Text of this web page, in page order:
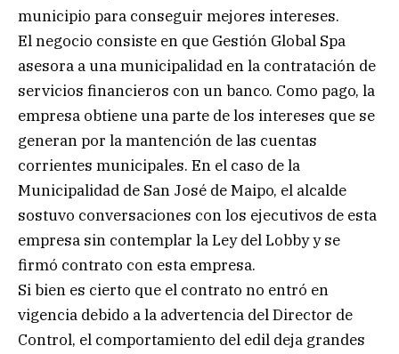
municipio para conseguir mejores intereses.
El negocio consiste en que Gestión Global Spa
asesora a una municipalidad en la contratación de
servicios financieros con un banco. Como pago, la
empresa obtiene una parte de los intereses que se
generan por la mantención de las cuentas
corrientes municipales. En el caso de la
Municipalidad de San José de Maipo, el alcalde
sostuvo conversaciones con los ejecutivos de esta
empresa sin contemplar la Ley del Lobby y se
firmó contrato con esta empresa.
Si bien es cierto que el contrato no entró en
vigencia debido a la advertencia del Director de
Control, el comportamiento del edil deja grandes